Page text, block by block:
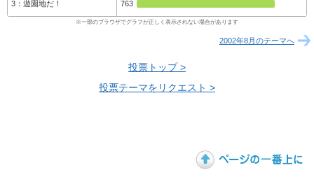
遊園地だ！ 763
2002年8月のテーマへ
投票トップ >
投票テーマをリクエスト >